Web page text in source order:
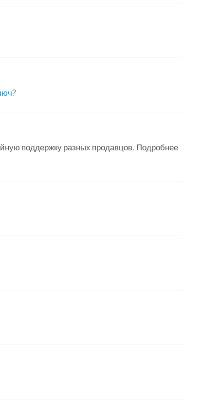
?
поддержку разных продавцов. Подробнее